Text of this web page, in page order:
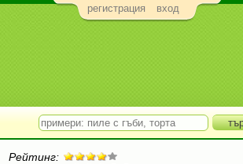
регистрация вход
Рейтинг: